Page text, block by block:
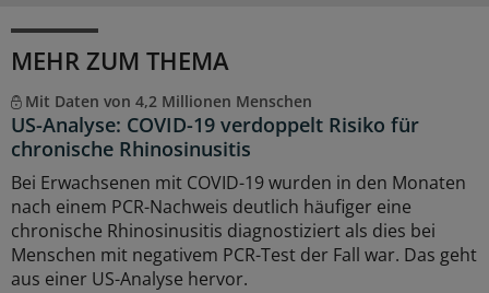
MEHR ZUM THEMA
Mit Daten von 4,2 Millionen Menschen
US-Analyse: COVID-19 verdoppelt Risiko für
chronische Rhinosinusitis
Bei Erwachsenen mit COVID-19 wurden in den Monaten
nach einem PCR-Nachweis deutlich häufiger eine
chronische Rhinosinusitis diagnostiziert als dies bei
Menschen mit negativem PCR-Test der Fall war. Das geht
aus einer US-Analyse hervor.